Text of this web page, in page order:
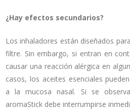
¿Hay efectos secundarios?
Los inhaladores están diseñados
filtre. Sin embargo, si entran en
causar una reacción alérgica en
casos, los aceites esenciales
a la mucosa nasal. Si se
aromaStick debe interrumpirse